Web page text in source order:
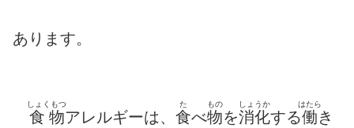
あります。
食物
しょくもつ
アレルギーは、 食
た
べ物
もの
を消化
しょうか
する働
はたら
き